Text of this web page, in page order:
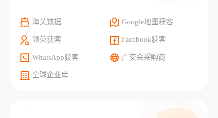
海关数据 Google地图获客
领英获客 Facebook获客
WhatsApp获客 广交会采购商
全球企业库